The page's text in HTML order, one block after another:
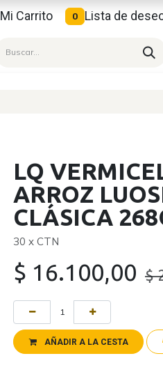
Mi Carrito 0 Lista de
LQ
ARROZ
CLÁSICA
30 x CTN
$ 16.100,00 $
AÑADIR A LA CESTA